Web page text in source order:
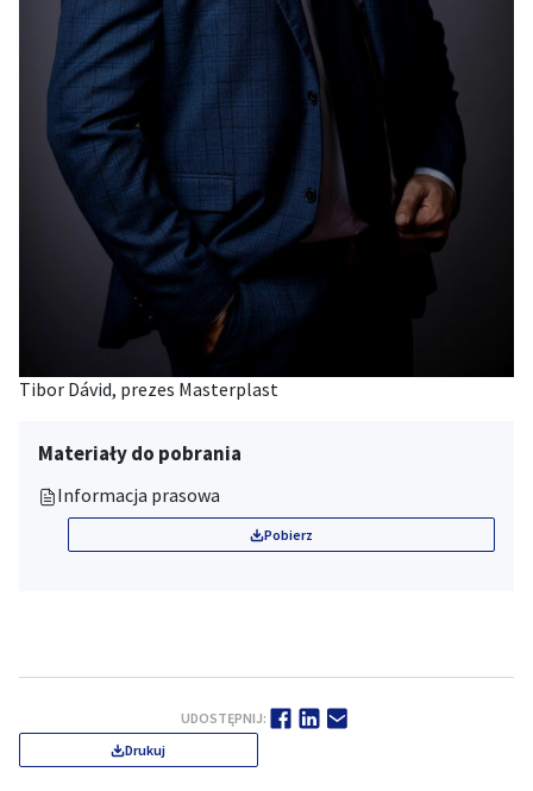
Tibor Dávid, prezes Masterplast
Materiały do pobrania
Informacja prasowa
Pobierz
UDOSTĘPNIJ:
Drukuj